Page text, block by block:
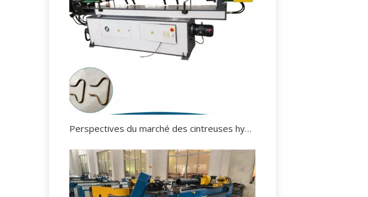
Perspectives du marché des cintreuses hydrauliques.